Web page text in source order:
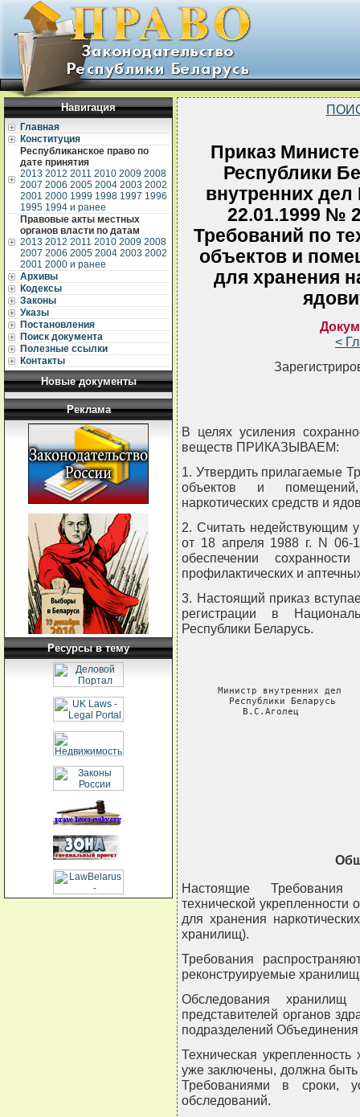
Навигация
Главная
Конституция
Республиканское право по
дате принятия
2013 2012 2011 2010 2009 2008
2007 2006 2005 2004 2003 2002
2001 2000 1999 1998 1997 1996
1995 1994 и ранее
Правовые акты местных
органов власти по датам
2013 2012 2011 2010 2009 2008
2007 2006 2005 2004 2003 2002
2001 2000 и ранее
Архивы
Кодексы
Законы
Указы
Постановления
Поиск документа
Полезные ссылки
Контакты
Новые документы
Реклама
Ресурсы в тему
Приказ
Республики
внутренних дел
22.01.1999 №
Требований по
объектов и
для хранения
<
В целях усиления
веществ ПРИКАЗЫВАЕМ:
1. Утвердить прилагаемые
объектов и
наркотических средств и
2. Считать
от 18 апреля 1988 г. N 06-
обеспечении
профилактических и
3. Настоящий приказ
регистрации в
Республики Беларусь.
Министр внутренних
Республики
В.С.Аголец
Настоящие Требования
технической
для хранения
хранилищ).
Требования
реконструируемые
Обследования
представителей органов
подразделений
Техническая
уже заключены, должна быть
Требованиями в сроки,
обследований.